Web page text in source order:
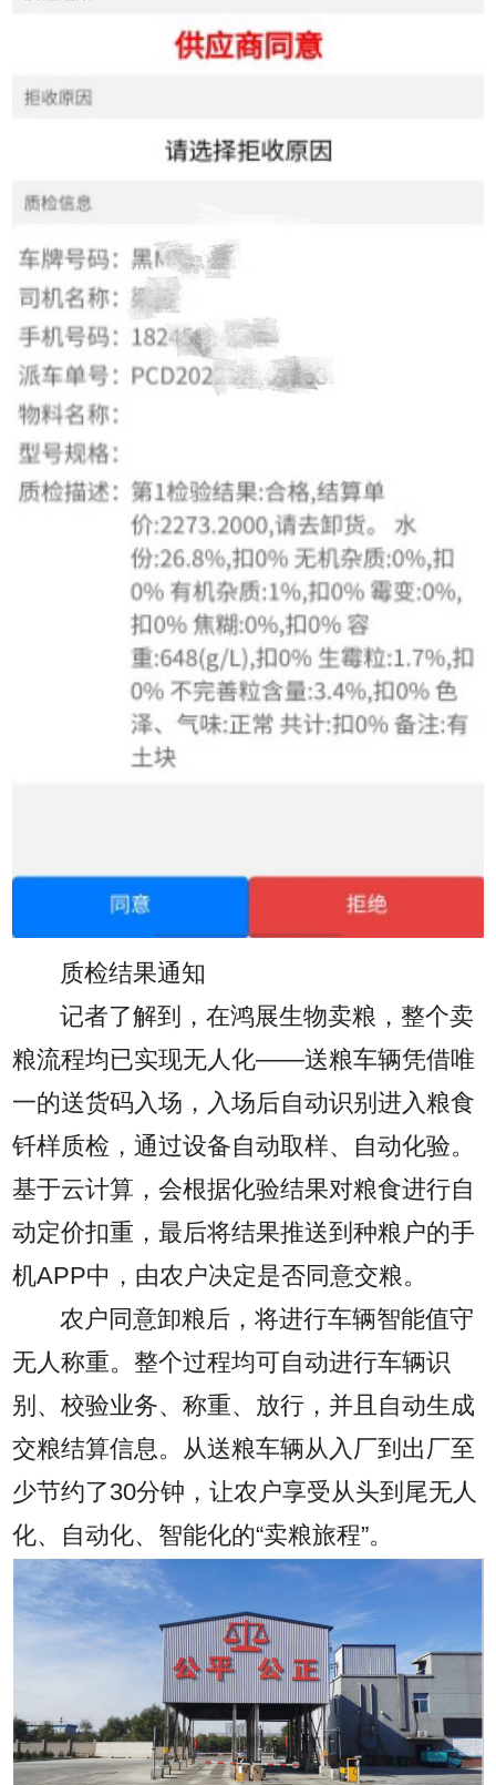
质检结果通知
记者了解到，在鸿展生物卖粮，整个卖
粮流程均已实现无人化——送粮车辆凭借唯
一的送货码入场，入场后自动识别进入粮食
钎样质检，通过设备自动取样、自动化验。
基于云计算，会根据化验结果对粮食进行自
动定价扣重，最后将结果推送到种粮户的手
机APP中，由农户决定是否同意交粮。
农户同意卸粮后，将进行车辆智能值守
无人称重。整个过程均可自动进行车辆识
别、校验业务、称重、放行，并且自动生成
交粮结算信息。从送粮车辆从入厂到出厂至
少节约了30分钟，让农户享受从头到尾无人
化、自动化、智能化的“卖粮旅程”。